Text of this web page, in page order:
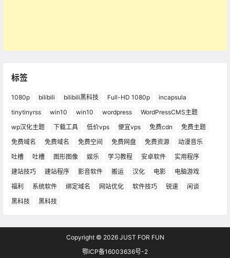
标签
1080p bilibili bilibili黑科技 Full-HD 1080p
incapsula
tinytinyrss
win10 win10 wordpress
WordPressCMS主题
wp汉化主题
下载工具 低价vps 便宜vps 免费cdn
免费主题
免费域名
免费域名 免费空间 免费网盘 免费资源
动漫音乐
吐槽
吐槽 图形图像 娱乐 学习教程 安卓软件
实用程序
建站技巧
建站程序 影音软件 搬运 汉化 电影
电脑游戏
福利
系统软件 绑定域名 网站优化 软件技巧 锐速
闲谈
黑科技
黑科技
Copyright © 2026JUST FOR FUN
鄂ICP备16003636号-2